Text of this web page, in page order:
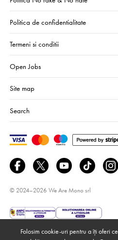
Politica de confidentialitate
Termeni si conditii
Open Jobs
Site map
Search
© 2024–2026 We Are Mono srl
Folosim cookie-uri pentru a îți oferi